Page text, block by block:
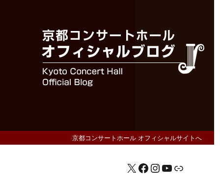
京都コンサートホール オフィシャルサイトへ
X Facebook
Instagram
YouTube
公式HP